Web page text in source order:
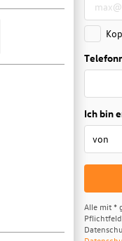
Ich bin
Alle mit *